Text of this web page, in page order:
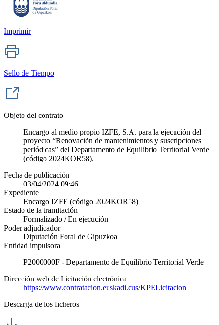
Imprimir
|
Sello de Tiempo
Objeto del contrato
Encargo al medio propio IZFE, S.A. para la ejecución del
proyecto “Renovación de mantenimientos y suscripciones
periódicas” del Departamento de Equilibrio Territorial Verde
(código 2024KOR58).
Fecha de publicación
03/04/2024 09:46
Expediente
Encargo IZFE (código 2024KOR58)
Estado de la tramitación
Formalizado / En ejecución
Poder adjudicador
Diputación Foral de Gipuzkoa
Entidad impulsora
P2000000F - Departamento de Equilibrio Territorial Verde
Dirección web de Licitación electrónica
https://www.contratacion.euskadi.eus/KPELicitacion
Descarga de los ficheros